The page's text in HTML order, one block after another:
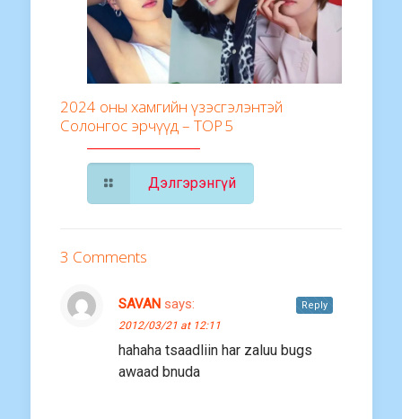
2024 оны хамгийн үзэсгэлэнтэй
Солонгос эрчүүд – TOP 5
Дэлгэрэнгүй
3 Comments
SAVAN says:
2012/03/21 at 12:11
hahaha tsaadliin har zaluu bugs
awaad bnuda
Reply